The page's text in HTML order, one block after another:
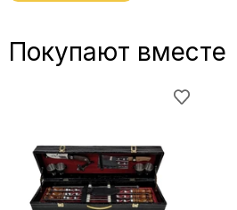
Покупают вместе